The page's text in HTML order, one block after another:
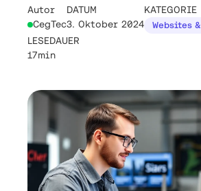
Autor
CegTec
DATUM
3. Oktober 2024
KATEGORIE
Websites
LESEDAUER
17min